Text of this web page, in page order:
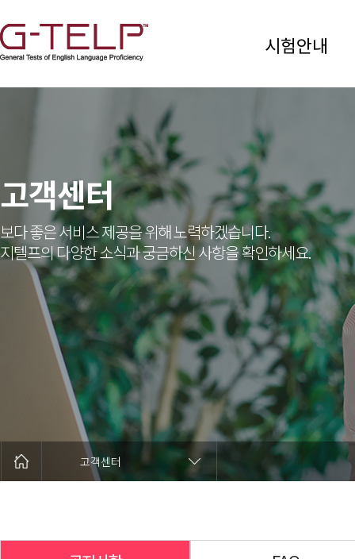
시험안내
고객센터
보다 좋은 서비스 제공을 위해 노력하겠습니다.
지텔프의 다양한 소식과 궁금하신 사항을 확인하세요.
고객센터